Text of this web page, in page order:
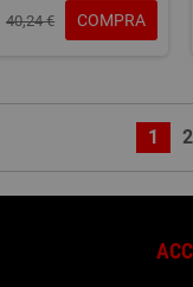
40,24 € COMPRA
1 2